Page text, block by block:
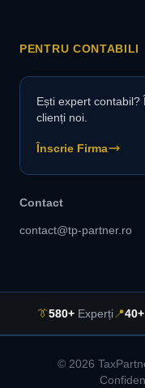
PENTRU CONTABILI
Ești expert
clienți noi.
Înscrie Firma
Contact
contact@tp-partner.ro
👔580+Experți📍40+
© 2026